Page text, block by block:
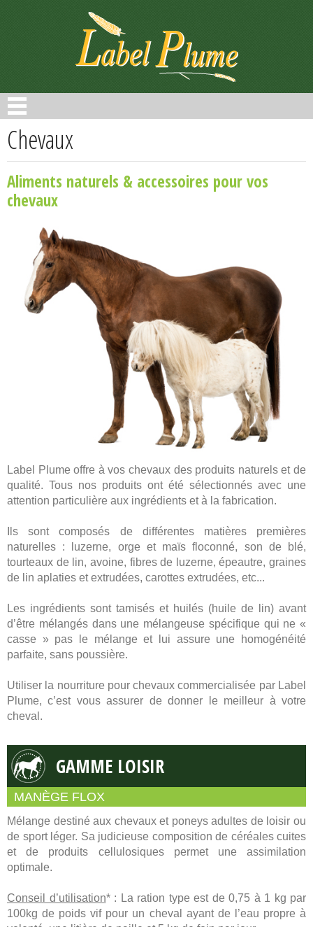
Chevaux
Aliments naturels & accessoires pour vos
chevaux
Label Plume offre à vos chevaux des produits naturels et de
qualité. Tous nos produits ont été sélectionnés avec une
attention particulière aux ingrédients et à la fabrication.
Ils sont composés de différentes matières premières
naturelles : luzerne, orge et maïs floconné, son de blé,
tourteaux de lin, avoine, fibres de luzerne, épeautre, graines
de lin aplaties et extrudées, carottes extrudées, etc...
Les ingrédients sont tamisés et huilés (huile de lin) avant
d’être mélangés dans une mélangeuse spécifique qui ne «
casse » pas le mélange et lui assure une homogénéité
parfaite, sans poussière.
Utiliser la nourriture pour chevaux commercialisée par Label
Plume, c’est vous assurer de donner le meilleur à votre
cheval.
GAMME LOISIR
MANÈGE FLOX
Mélange destiné aux chevaux et poneys adultes de loisir ou
de sport léger. Sa judicieuse composition de céréales cuites
et de produits cellulosiques permet une assimilation
optimale.
Conseil d’utilisation* : La ration type est de 0,75 à 1 kg par
100kg de poids vif pour un cheval ayant de l’eau propre à